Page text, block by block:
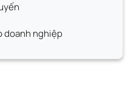
doanh nghiệp